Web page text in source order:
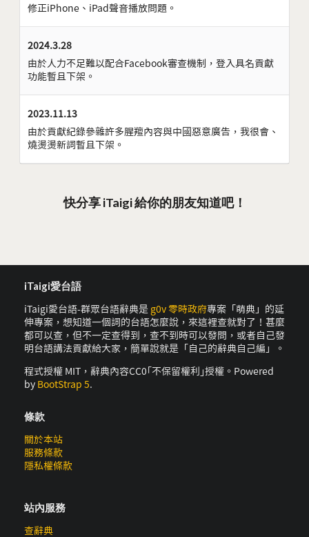
修正iPhone、iPad聲音播放問題。
2024.3.28
由於人力不足難以配合Facebook審查機制，登入具名貢獻
功能暫且下架。
2023.11.13
由於貢獻紀錄參雜許多腥羶內容與中國惡意廣告，我很會、
燒燙燙新詞暫且下架。
快分享 iTaigi 給你的朋友知道吧！
iTaigi愛台語
iTaigi愛台語-群眾台語辭典是 g0v 零時政府專案「萌典」的延
伸專案，想知道一個詞的台語怎麼說，來這裡查就對了！甚麼
都可以查，但不一定查得到，查不到時可以發問，或者自己發
明台語講法貢獻給大家，簡單說就是「自己的辭典自己編」。
程式授權 MIT，辭典內容CC0｢不保留權利｣授權。Powered
by BootStrap 5.
條款
關於本站
服務條款
隱私權條款
站內服務
查辭典